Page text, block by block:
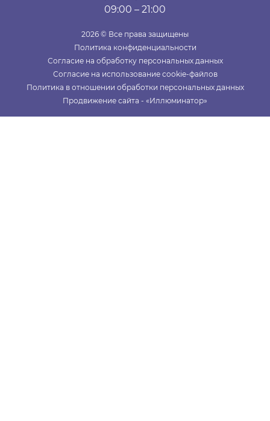
09:00 – 21:00
2026 © Все права защищены
Политика конфиденциальности
Согласие на обработку персональных данных
Согласие на использование cookie-файлов
Политика в отношении обработки персональных данных
Продвижение сайта - «Иллюминатор»